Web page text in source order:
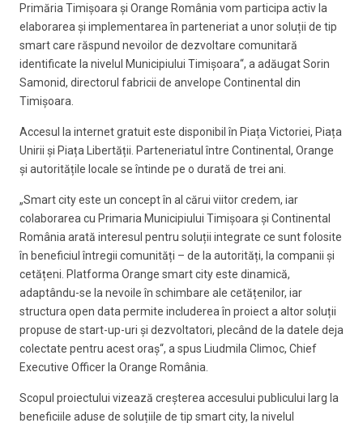
Primăria Timișoara și Orange România vom participa activ la
elaborarea și implementarea în parteneriat a unor soluții de tip
smart care răspund nevoilor de dezvoltare comunitară
identificate la nivelul Municipiului Timișoara“, a adăugat Sorin
Samonid, directorul fabricii de anvelope Continental din
Timișoara.
Accesul la internet gratuit este disponibil în Piața Victoriei, Piața
Unirii și Piața Libertății. Parteneriatul între Continental, Orange
și autoritățile locale se întinde pe o durată de trei ani.
„Smart city este un concept în al cărui viitor credem, iar
colaborarea cu Primaria Municipiului Timișoara și Continental
România arată interesul pentru soluții integrate ce sunt folosite
în beneficiul întregii comunități – de la autorități, la companii și
cetățeni. Platforma Orange smart city este dinamică,
adaptându-se la nevoile în schimbare ale cetățenilor, iar
structura open data permite includerea în proiect a altor soluții
propuse de start-up-uri și dezvoltatori, plecând de la datele deja
colectate pentru acest oraș“, a spus Liudmila Climoc, Chief
Executive Officer la Orange România.
Scopul proiectului vizează creșterea accesului publicului larg la
beneficiile aduse de soluțiile de tip smart city, la nivelul